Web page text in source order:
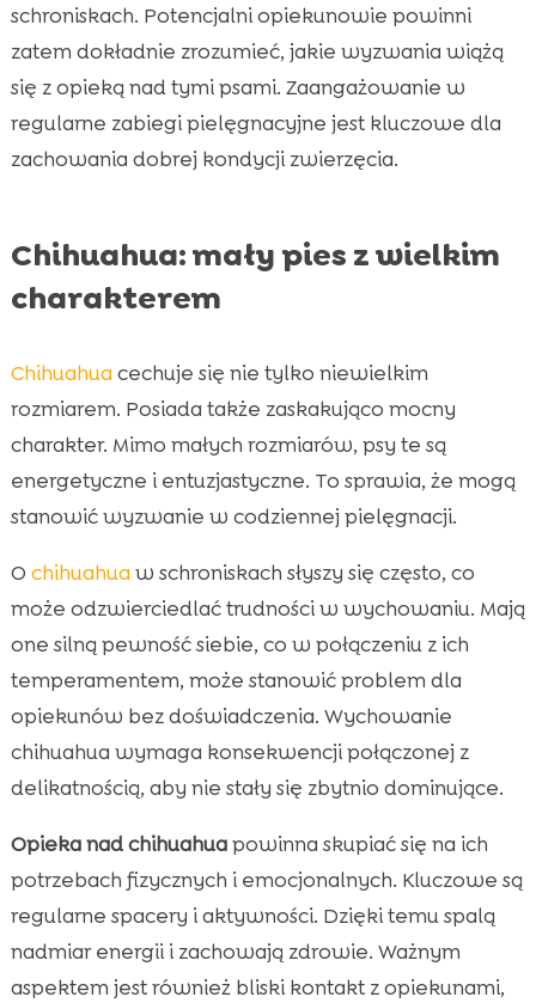
schroniskach. Potencjalni opiekunowie powinni
zatem dokładnie zrozumieć, jakie wyzwania wiążą
się z opieką nad tymi psami. Zaangażowanie w
regularne zabiegi pielęgnacyjne jest kluczowe dla
zachowania dobrej kondycji zwierzęcia.
Chihuahua: mały pies z wielkim
charakterem
Chihuahua cechuje się nie tylko niewielkim
rozmiarem. Posiada także zaskakująco mocny
charakter. Mimo małych rozmiarów, psy te są
energetyczne i entuzjastyczne. To sprawia, że mogą
stanowić wyzwanie w codziennej pielęgnacji.
O chihuahua w schroniskach słyszy się często, co
może odzwierciedlać trudności w wychowaniu. Mają
one silną pewność siebie, co w połączeniu z ich
temperamentem, może stanowić problem dla
opiekunów bez doświadczenia. Wychowanie
chihuahua wymaga konsekwencji połączonej z
delikatnością, aby nie stały się zbytnio dominujące.
Opieka nad chihuahuapowinna skupiać się na ich
potrzebach fizycznych i emocjonalnych. Kluczowe są
regularne spacery i aktywności. Dzięki temu spalą
nadmiar energii i zachowają zdrowie. Ważnym
aspektem jest również bliski kontakt z opiekunami,